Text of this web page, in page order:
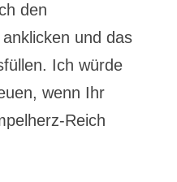
den
und das
Ich würde
wenn Ihr
Reich